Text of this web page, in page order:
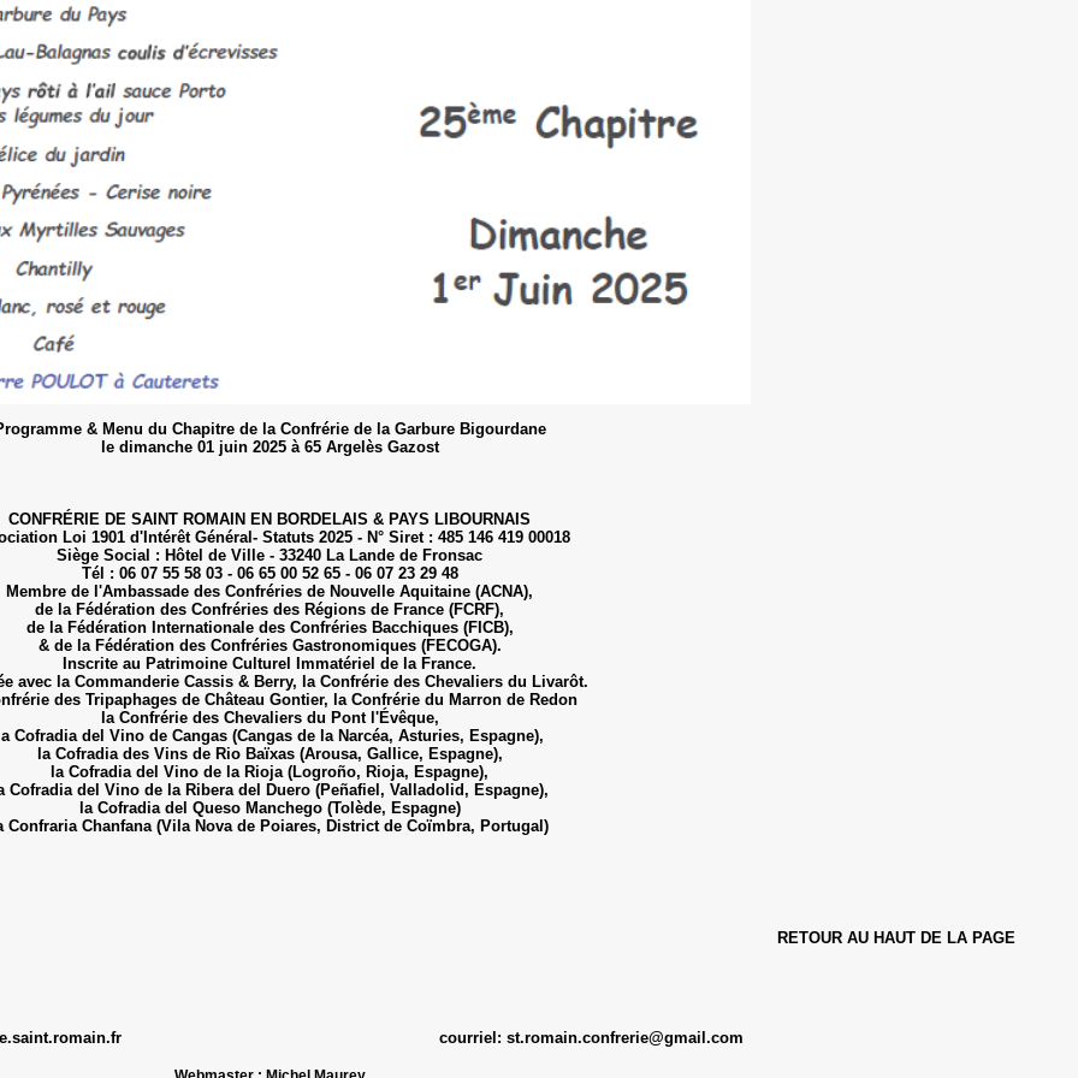
& Menu du Chapitre de la Confrérie de la Garbure Bigourdane
le dimanche 01 juin 2025 à 65 Argelès Gazost
CONFRÉRIE DE SAINT ROMAIN EN BORDELAIS & PAYS LIBOURNAIS
Loi 1901 d'Intérêt Général- Statuts 2025 - N° Siret : 485 146 419 00018
Siège Social : Hôtel de Ville - 33240 La Lande de Fronsac
Tél : 06 07 55 58 03 - 06 65 00 52 65 - 06 07 23 29 48
Membre de l'Ambassade des Confréries de Nouvelle Aquitaine (ACNA),
de la Fédération des Confréries des Régions de France (FCRF),
de la Fédération Internationale des Confréries Bacchiques (FICB),
& de la Fédération des Confréries Gastronomiques (FECOGA).
Inscrite au Patrimoine Culturel Immatériel de la France.
avec la Commanderie Cassis & Berry, la Confrérie des Chevaliers du Livarôt.
des Tripaphages de Château Gontier, la Confrérie du Marron de Redon
la Confrérie des Chevaliers du Pont l'Évêque,
Cofradia del Vino de Cangas (Cangas de la Narcéa, Asturies, Espagne),
la Cofradia des Vins de Rio Baïxas (Arousa, Gallice, Espagne),
la Cofradia del Vino de la Rioja (Logroño, Rioja, Espagne),
Cofradia del Vino de la Ribera del Duero (Peñafiel, Valladolid, Espagne),
la Cofradia del Queso Manchego (Tolède, Espagne)
Confraria Chanfana (Vila Nova de Poiares, District de Coïmbra, Portugal)
RETOUR AU HAUT DE LA PAGE
courriel: st.romain.confrerie@gmail.com